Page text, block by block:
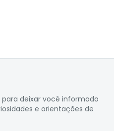
deixar você informado
e orientações de